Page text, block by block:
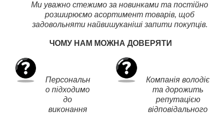
Ми уважно стежимо за новинками та постійно
розширюємо асортимент товарів, щоб
задовольняти найвишуканіші запити покупців.
ЧОМУ НАМ МОЖНА ДОВЕРЯТИ
Персональн
о підходимо
до
виконання
Компанія володіє
та дорожить
репутацією
відповідального